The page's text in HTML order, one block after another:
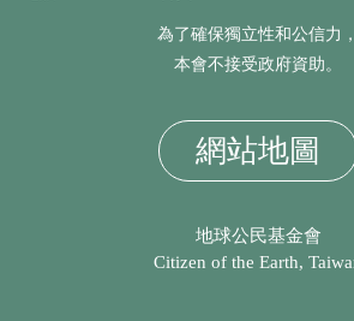
為了確保獨立性和公信力，
本會不接受政府資助。
網站地圖
地球公民基金會
Citizen of the Earth,